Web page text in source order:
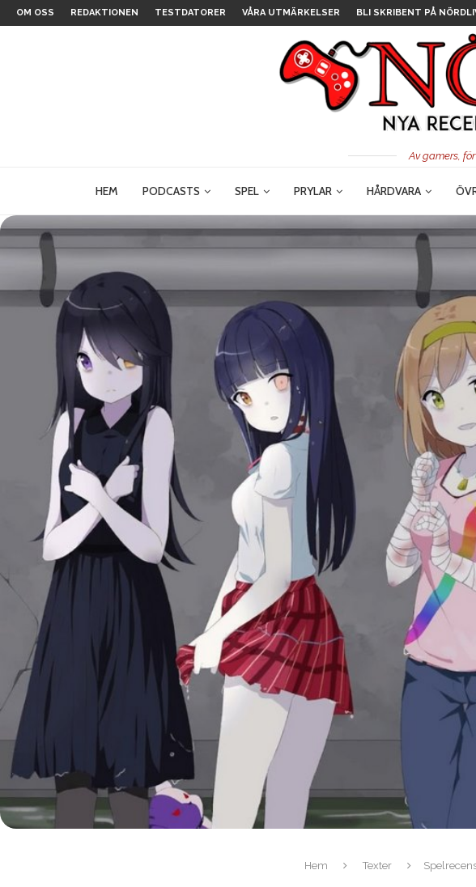
OM OSS REDAKTIONEN TESTDATORER VÅRA UTMÄRKELSER BLI SKRIBENT PÅ
Av gamers,
HEM PODCASTS SPEL PRYLAR HÅRDVARA
Hem Texter